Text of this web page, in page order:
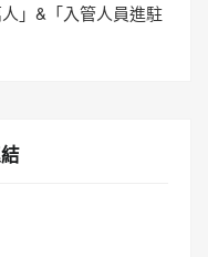
」&「入管人員進駐